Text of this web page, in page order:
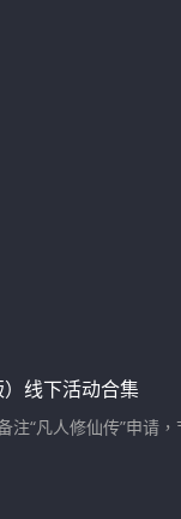
线下活动合集
“凡人修仙传”申请